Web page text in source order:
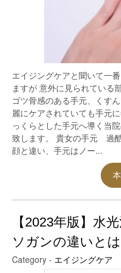
エイジングケアと聞いて一
ますが 意外に見られている
ゴツ骨感のある手元、くす
麗にケアされていても手元
っくらとした手元へ導く当
致します。 貴女の手元 過
顔と違い、手元はノー...
【2023年版】水
ソガンの違いとは
Category - エイジングケア